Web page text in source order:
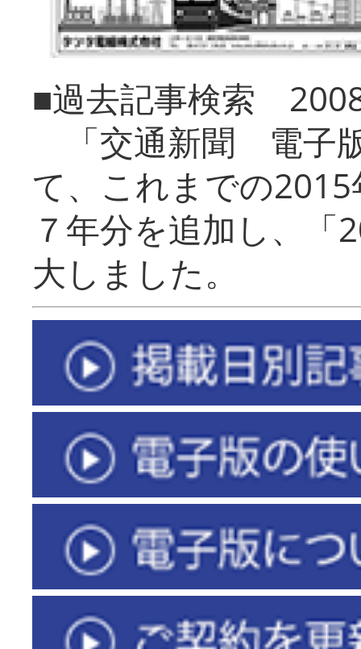
■過去記事検索
「交通新聞 電子
て、これまでの
７年分を追加し、「
大しまし